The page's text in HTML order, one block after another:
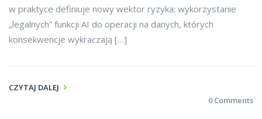
w praktyce definiuje nowy wektor ryzyka: wykorzystanie
„legalnych” funkcji AI do operacji na danych, których
konsekwencje wykraczają […]
CZYTAJ DALEJ
0 Comments